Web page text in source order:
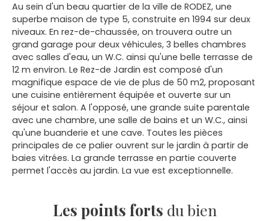
Au sein d'un beau quartier de la ville de RODEZ, une
superbe maison de type 5, construite en 1994 sur deux
niveaux. En rez-de-chaussée, on trouvera outre un
grand garage pour deux véhicules, 3 belles chambres
avec salles d'eau, un W.C. ainsi qu'une belle terrasse de
12 m environ. Le Rez-de Jardin est composé d'un
magnifique espace de vie de plus de 50 m2, proposant
une cuisine entièrement équipée et ouverte sur un
séjour et salon. A l'opposé, une grande suite parentale
avec une chambre, une salle de bains et un W.C., ainsi
qu'une buanderie et une cave. Toutes les pièces
principales de ce palier ouvrent sur le jardin à partir de
baies vitrées. La grande terrasse en partie couverte
permet l'accès au jardin. La vue est exceptionnelle.
Les points forts du bien